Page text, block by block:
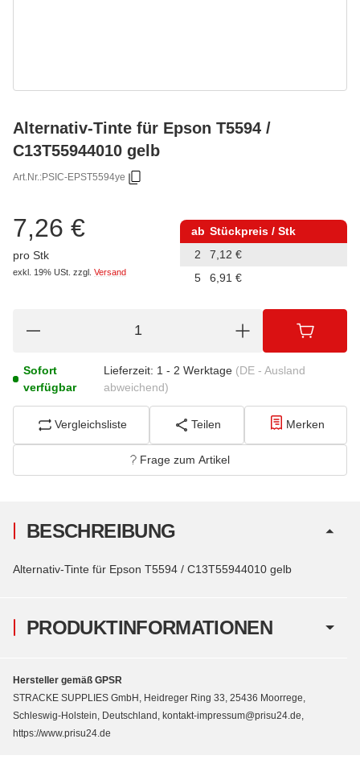
Alternativ-Tinte für Epson T5594 /
C13T55944010 gelb
Art.Nr.:PSIC-EPST5594ye
7,26 €
pro Stk
exkl. 19% USt. zzgl. Versand
ab Stückpreis / Stk
2
7,12 €
5
6,91 €
Sofort
verfügbar
Lieferzeit: 1 - 2 Werktage (DE - Ausland
abweichend)
Vergleichsliste Teilen Merken
Frage zum Artikel
PRODUKTINFORMATIONEN
BESCHREIBUNG
Alternativ-Tinte für Epson T5594 / C13T55944010 gelb
Hersteller gemäß GPSR
STRACKE SUPPLIES GmbH, Heidreger Ring 33, 25436 Moorrege,
Schleswig-Holstein, Deutschland, kontakt-impressum@prisu24.de,
https://www.prisu24.de